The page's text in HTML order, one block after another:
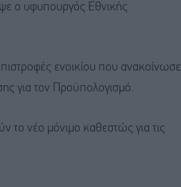
ο υφυπουργός Εθνικής
ενοικίου που ανακοίνωσε
για τον Προϋπολογισμό.
το νέο μόνιμο καθεστώς για τις